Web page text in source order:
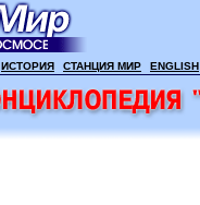
ИСТОРИЯ СТАНЦИЯ МИР ENGLISH